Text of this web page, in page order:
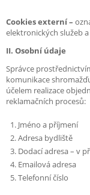
Cookies externí –
elektronických služeb
II. Osobní údaje
Správce
komunikace
účelem realizace
reklamačních procesů:
Jméno a příjmení
Adresa bydliště
Dodací adresa – v
Emailová adresa
Telefonní číslo